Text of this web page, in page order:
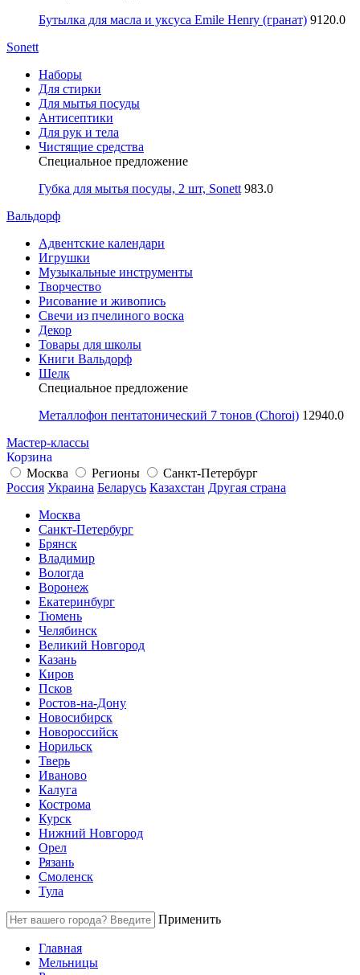
Бутылка для масла и уксуса Emile Henry (гранат) 9120.0
Sonett
Наборы
Для стирки
Для мытья посуды
Антисептики
Для рук и тела
Чистящие средства
Специальное предложение
Губка для мытья посуды, 2 шт, Sonett 983.0
Вальдорф
Адвентские календари
Игрушки
Музыкальные инструменты
Творчество
Рисование и живопись
Свечи из пчелиного воска
Декор
Товары для школы
Книги Вальдорф
Шелк
Специальное предложение
Металлофон пентатонический 7 тонов (Choroi) 12940.0
Мастер-классы
Корзина
Москва
Регионы
Санкт-Петербург
Россия Украина Беларусь Казахстан Другая страна
Москва
Санкт-Петербург
Брянск
Владимир
Вологда
Воронеж
Екатеринбург
Тюмень
Челябинск
Великий Новгород
Казань
Киров
Псков
Ростов-на-Дону
Новосибирск
Новороссийск
Норильск
Тверь
Иваново
Калуга
Кострома
Курск
Нижний Новгород
Орел
Рязань
Смоленск
Тула
Применить
Главная
Мельницы